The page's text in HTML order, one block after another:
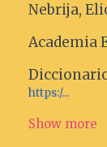
Nebrija,
Academia
https:/...
Show more